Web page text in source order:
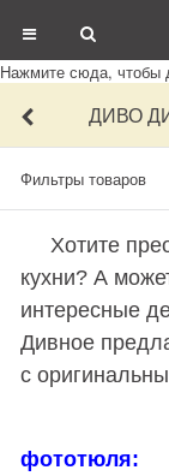
Нажмите сюда, чтобы
ДИВО
Фильтры товаров
Хотите
кухни? А
интересные
Дивное
с
фототюля: